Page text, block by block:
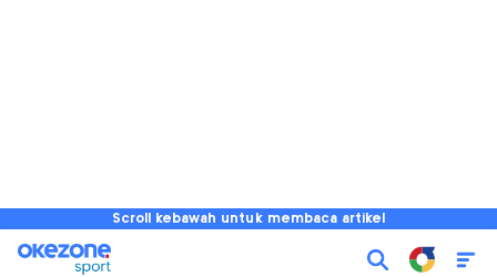
Scroll kebawah untuk membaca artikel